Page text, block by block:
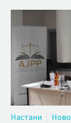
Настани